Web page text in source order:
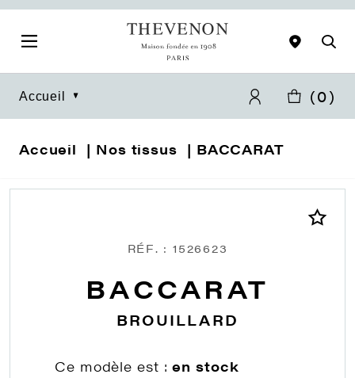
Accueil (0)
Accueil Nos tissus BACCARAT
RÉF. : 1526623
BACCARAT
BROUILLARD
Ce modèle est :en stock